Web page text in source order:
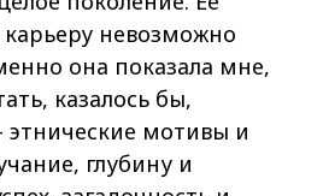
невозможно
она показала мне,
казалось бы,
мотивы и
глубину и